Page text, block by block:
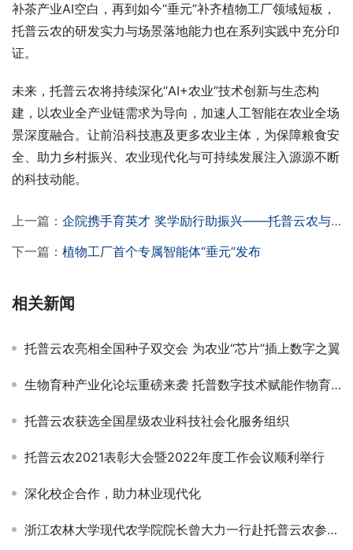
补茶产业AI空白，再到如今“垂元”补齐植物工厂领域短板，
托普云农的研发实力与场景落地能力也在系列实践中充分印
证。
未来，托普云农将持续深化“AI+农业”技术创新与生态构
建，以农业全产业链需求为导向，加速人工智能在农业全场
景深度融合。让前沿科技惠及更多农业主体，为保障粮食安
全、助力乡村振兴、农业现代化与可持续发展注入源源不断
的科技动能。
上一篇： 企院携手育英才 奖学励行助振兴——托普云农与油料所联合奖学金颁奖活动圆满举行
下一篇： 植物工厂首个专属智能体“垂元”发布
相关新闻
托普云农亮相全国种子双交会 为农业“芯片”插上数字之翼
生物育种产业化论坛重磅来袭 托普数字技术赋能作物育种
托普云农获选全国星级农业科技社会化服务组织
托普云农2021表彰大会暨2022年度工作会议顺利举行
深化校企合作，助力林业现代化
浙江农林大学现代农学院院长曾大力一行赴托普云农参观交流